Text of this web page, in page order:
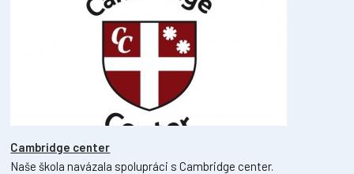
Cambridge center
Naše škola navázala spolupráci s Cambridge center.